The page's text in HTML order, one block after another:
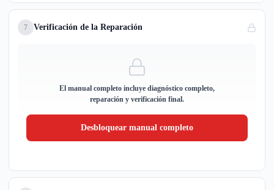
7 Verificación de la Reparación
El manual completo incluye diagnóstico completo,
reparación y verificación final.
Desbloquear manual completo